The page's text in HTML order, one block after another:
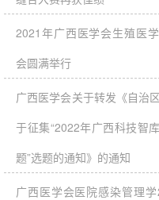
2021年广西医学会生殖医
会圆满举行
广西医学会关于转发《自治
于征集“2022年广西科技智
题”选题的通知》的通知
广西医学会医院感染管理